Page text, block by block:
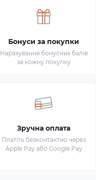
Бонуси за покупки
Нарахування бонусних балів
за кожну покупку
Зручна оплата
Платіть безконтактно через
Apple Pay або Google Pay